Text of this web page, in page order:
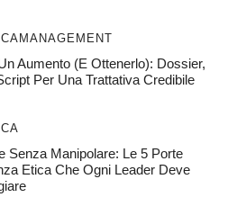
MANAGEMENT
Aumento (e Ottenerlo): Dossier,
Per Una Trattativa Credibile
Senza Manipolare: Le 5 Porte
Etica Che Ogni Leader Deve